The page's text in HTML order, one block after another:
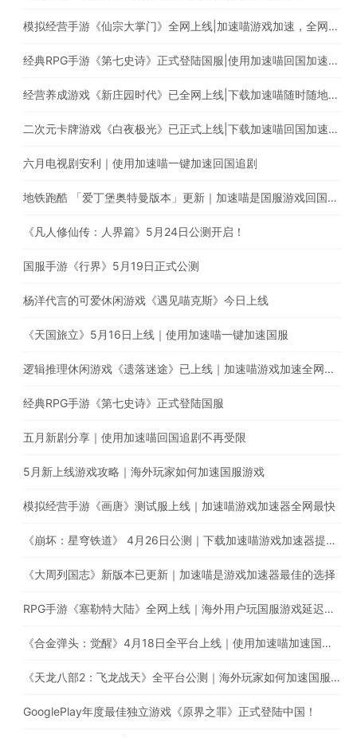
模拟经营手游《仙宗大掌门》全网上线|加速喵游戏加速，全网最快
经典RPG手游《第七史诗》正式登陆国服|使用加速喵回国加速爆款游戏随意畅玩
经营养成游戏《新庄园时代》已全网上线|下载加速喵随时随地畅享游戏加速
二次元卡牌游戏《白夜极光》已正式上线|下载加速喵回国加速器一键加速国服游戏
六月电视剧安利｜使用加速喵一键加速回国追剧
地铁跑酷 「爱丁堡奥特曼版本」更新｜加速喵是国服游戏回国加速的最佳选择
《凡人修仙传：人界篇》5月24日公测开启！
国服手游《行界》5月19日正式公测
杨洋代言的可爱休闲游戏《遇见喵克斯》今日上线
《天国旅立》5月16日上线｜使用加速喵一键加速国服
逻辑推理休闲游戏《遗落迷途》已上线｜加速喵游戏加速全网最快
经典RPG手游《第七史诗》正式登陆国服
五月新剧分享｜使用加速喵回国追剧不再受限
5月新上线游戏攻略｜海外玩家如何加速国服游戏
模拟经营手游《画唐》测试服上线｜加速喵游戏加速器全网最快
《崩坏：星穹铁道》 4月26日公测｜下载加速喵游戏加速器提升游戏体验
《大周列国志》新版本已更新｜加速喵是游戏加速器最佳的选择
RPG手游《塞勒特大陆》全网上线｜海外用户玩国服游戏延迟高卡顿怎么办？
《合金弹头：觉醒》4月18日全平台上线｜使用加速喵加速国服游戏提升游戏体验
《天龙八部2：飞龙战天》全平台公测｜海外玩家如何加速国服游戏？
GooglePlay年度最佳独立游戏《原界之罪》正式登陆中国！